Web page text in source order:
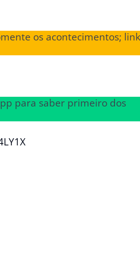
os acontecimentos; link
para saber primeiro dos